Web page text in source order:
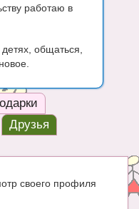
работаю в
общаться,
Друзья
своего профиля